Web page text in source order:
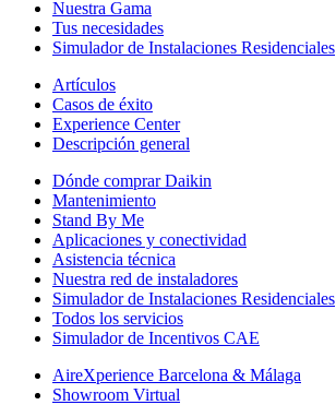
Nuestra Gama
Tus necesidades
Simulador de Instalaciones Residenciales
Artículos
Casos de éxito
Experience Center
Descripción general
Dónde comprar Daikin
Mantenimiento
Stand By Me
Aplicaciones y conectividad
Asistencia técnica
Nuestra red de instaladores
Simulador de Instalaciones Residenciales
Todos los servicios
Simulador de Incentivos CAE
AireXperience Barcelona & Málaga
Showroom Virtual